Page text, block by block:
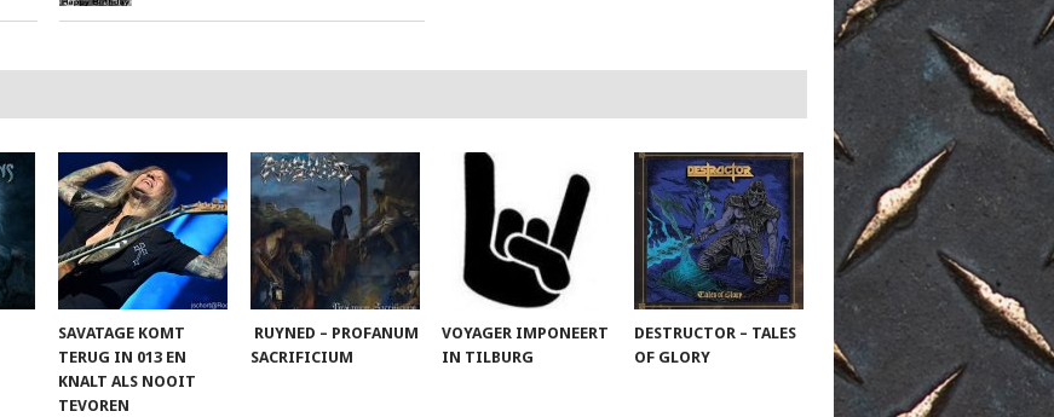
SAVATAGE KOMT
TERUG IN 013 EN
KNALT ALS NOOIT
TEVOREN
RUYNED – PROFANUM
SACRIFICIUM
VOYAGER IMPONEERT
IN TILBURG
DESTRUCTOR – TALES
OF GLORY